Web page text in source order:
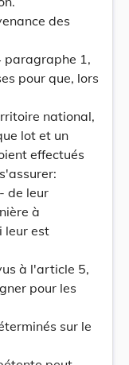
des
paragraphe 1,
pour que, lors
national,
lot et un
effectués
de leur
à
leur est
à l'article 5,
pour les
sur le